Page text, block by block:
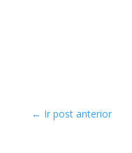
← Ir post anterior